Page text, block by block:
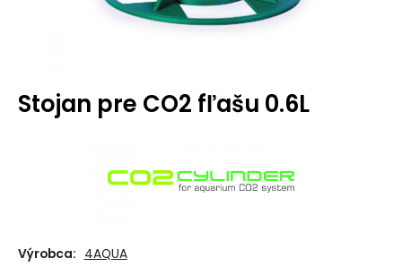
Stojan pre CO2 fľašu 0.6L
Výrobca: 4AQUA